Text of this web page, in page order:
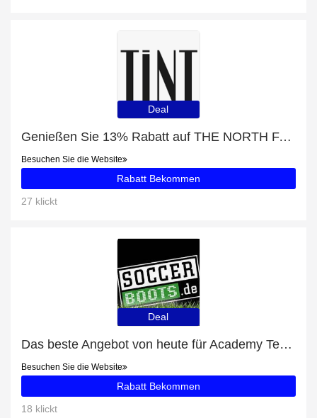
Deal
Genießen Sie 13% Rabatt auf THE NORTH FACE EXTREME PILE JACKE BLAU
Besuchen Sie die Website
Rabatt Bekommen
27 klickt
Deal
Das beste Angebot von heute für Academy Team Duffel Tasche Large (657) - bis zu 21% Rabatt
Besuchen Sie die Website
Rabatt Bekommen
18 klickt